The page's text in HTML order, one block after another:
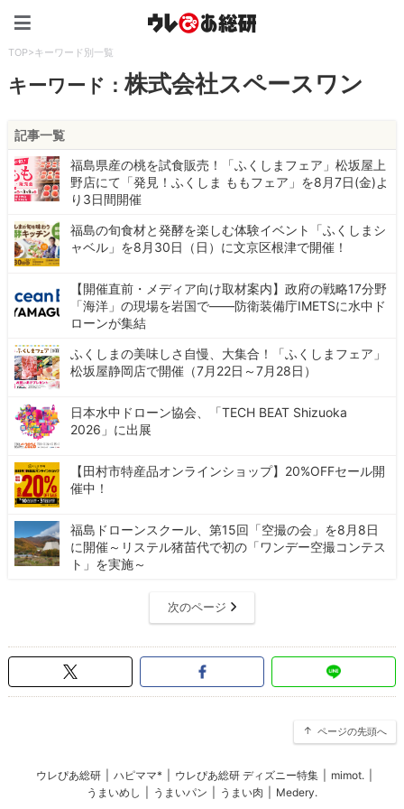
TOP>キーワード別一覧
キーワード：株式会社スペースワン
記事一覧
福島県産の桃を試食販売！「ふくしまフェア」松坂屋上
野店にて「発見！ふくしま ももフェア」を8月7日(金)よ
り3日間開催
福島の旬食材と発酵を楽しむ体験イベント「ふくしまシ
ャベル」を8月30日（日）に文京区根津で開催！
【開催直前・メディア向け取材案内】政府の戦略17分野
「海洋」の現場を岩国で――防衛装備庁IMETSに水中ド
ローンが集結
ふくしまの美味しさ自慢、大集合！「ふくしまフェア」
松坂屋静岡店で開催（7月22日～7月28日）
日本水中ドローン協会、「TECH BEAT Shizuoka
2026」に出展
【田村市特産品オンラインショップ】20%OFFセール開
催中！
福島ドローンスクール、第15回「空撮の会」を8月8日
に開催～リステル猪苗代で初の「ワンデー空撮コンテス
ト」を実施～
次のページ
ページの先頭へ
ウレぴあ総研 ハピママ* ウレぴあ総研 ディズニー特集 mimot.
うまいめし
うまいパン うまい肉 Medery.